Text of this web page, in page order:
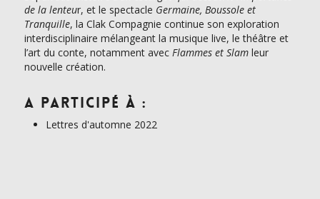
de la lenteur, et le spectacle Germaine, Boussole et
Tranquille, la Clak Compagnie continue son exploration
interdisciplinaire mélangeant la musique live, le théâtre et
l’art du conte, notamment avecFlammes et Slamleur
nouvelle création.
A participé à :
Lettres d'automne 2022